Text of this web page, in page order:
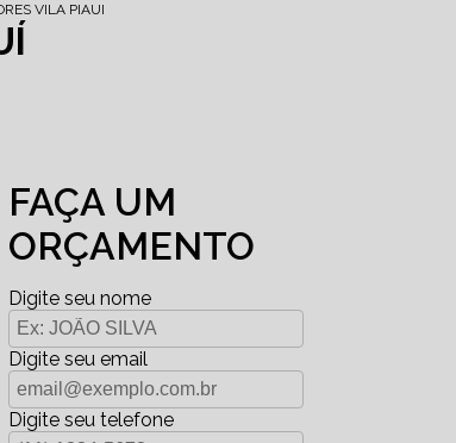
VILA PIAUI
FAÇA UM
ORÇAMENTO
Digite seu nome
Digite seu email
Digite seu telefone